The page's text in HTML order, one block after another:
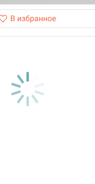
В избранное